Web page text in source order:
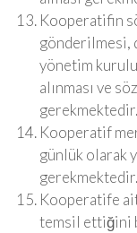
Kooperatifin
gönderilmesi,
yönetim
alınması ve
gerekmektedir.
Kooperatif
günlük olarak
gerekmektedir.
Kooperatife
temsil ettiğini